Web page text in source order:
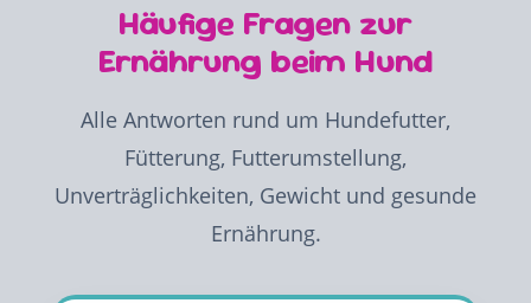
Häufige Fragen zur
Ernährung beim Hund
Alle Antworten rund um Hundefutter,
Fütterung, Futterumstellung,
Unverträglichkeiten, Gewicht und gesunde
Ernährung.